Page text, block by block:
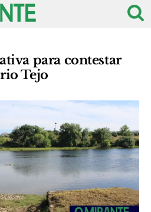
para contestar
Tejo